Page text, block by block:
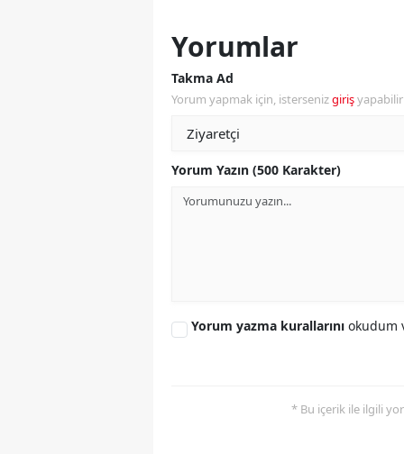
Yorumlar
Takma Ad
Yorum yapmak için, istersenizgiriş
Yorum Yazın (500 Karakter)
Yorum yazma kurallarını okudum
* Bu içerik ile ilgili